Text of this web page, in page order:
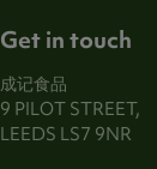
Get in touch
成记食品
9 PILOT STREET,
LEEDS LS7 9NR